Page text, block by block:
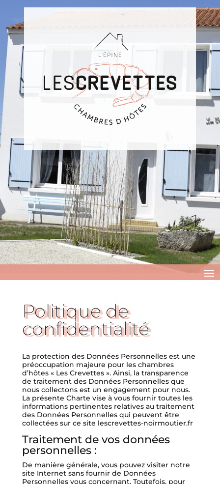
Politique de
confidentialité
La protection des Données Personnelles est une
préoccupation majeure pour les chambres
d’hôtes « Les Crevettes ». Ainsi, la transparence
de traitement des Données Personnelles que
nous collectons est un engagement pour nous.
La présente Charte vise à vous fournir toutes les
informations pertinentes relatives au traitement
des Données Personnelles qui peuvent être
collectées sur ce site lescrevettes-noirmoutier.fr
Traitement de vos données
personnelles :
De manière générale, vous pouvez visiter notre
site Internet sans fournir de Données
Personnelles vous concernant. Toutefois, pour